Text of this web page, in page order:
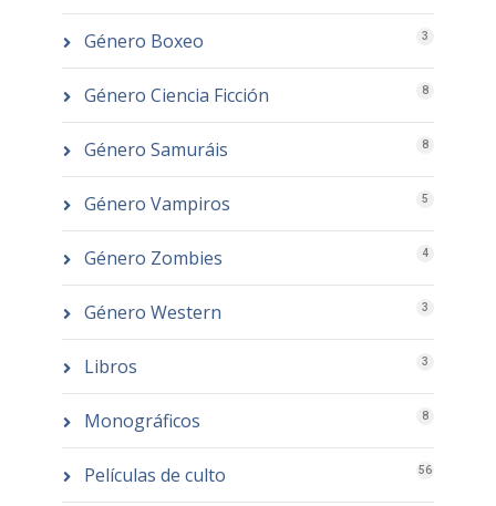
Género Boxeo 3
Género Ciencia Ficción 8
Género Samuráis 8
Género Vampiros 5
Género Zombies 4
Género Western 3
Libros 3
Monográficos 8
Películas de culto 56